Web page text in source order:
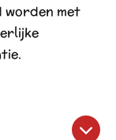
worden met